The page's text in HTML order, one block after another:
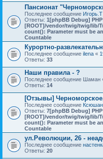
Пансионат
Последнее сообщение Игорь.Т
Ответы: 1[phpBB Debug]
[ROOT]/vendor/twig/twig/lib/
count(): Parameter must be
Countable
Курортно-
Последнее сообщение ilena «
Ответы: 33
Наши правила - ?
Последнее сообщение Шаман
Ответы: 14
[Отзывы]
Последнее сообщение
Ответы: 7[phpBB Debug]
[ROOT]/vendor/twig/twig/lib/
count(): Parameter must be
Countable
ул.Революции, 26 -
Последнее сообщение
Ответы: 20